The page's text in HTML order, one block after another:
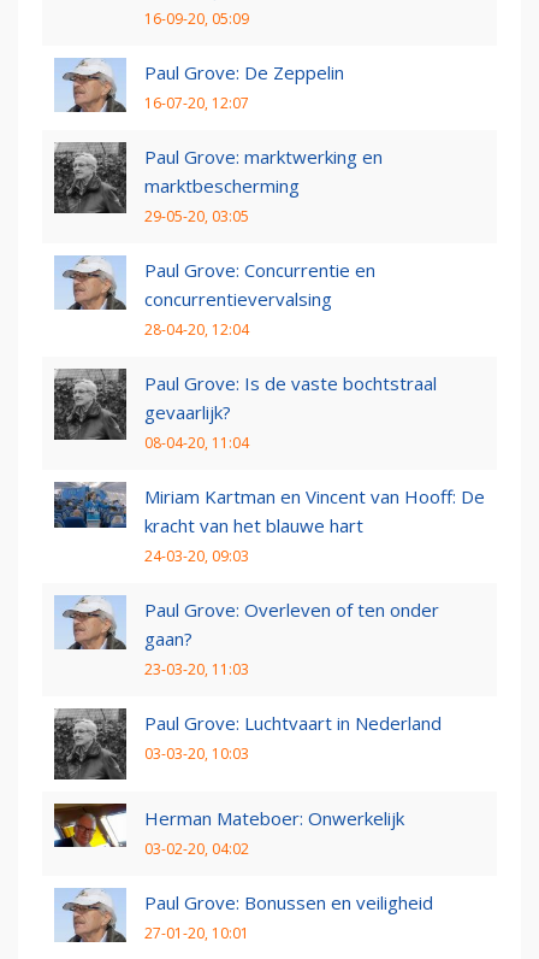
16-09-20, 05:09
Paul Grove: De Zeppelin
16-07-20, 12:07
Paul Grove: marktwerking en
marktbescherming
29-05-20, 03:05
Paul Grove: Concurrentie en
concurrentievervalsing
28-04-20, 12:04
Paul Grove: Is de vaste bochtstraal
gevaarlijk?
08-04-20, 11:04
Miriam Kartman en Vincent van Hooff: De
kracht van het blauwe hart
24-03-20, 09:03
Paul Grove: Overleven of ten onder
gaan?
23-03-20, 11:03
Paul Grove: Luchtvaart in Nederland
03-03-20, 10:03
Herman Mateboer: Onwerkelijk
03-02-20, 04:02
Paul Grove: Bonussen en veiligheid
27-01-20, 10:01